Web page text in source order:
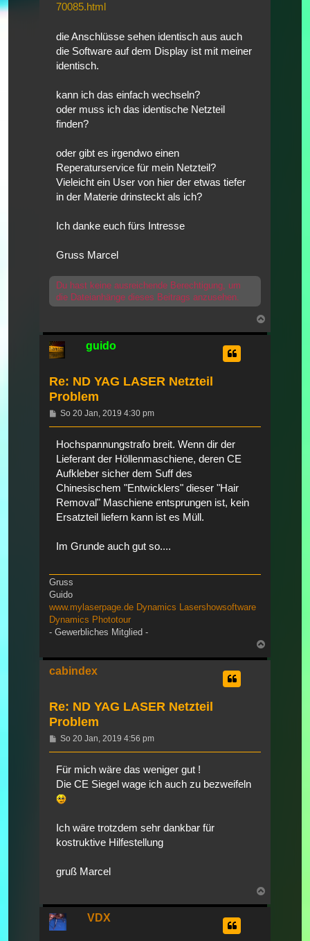
70085.html
die Anschlüsse sehen identisch aus auch
die Software auf dem Display ist mit meiner
identisch.
kann ich das einfach wechseln?
oder muss ich das identische Netzteil
finden?
oder gibt es irgendwo einen
Reperaturservice für mein Netzteil?
Vieleicht ein User von hier der etwas tiefer
in der Materie drinsteckt als ich?
Ich danke euch fürs Intresse
Gruss Marcel
Du hast keine ausreichende Berechtigung, um
die Dateianhänge dieses Beitrags anzusehen.
oben
guido
Re: ND YAG LASER Netzteil
Problem
Beitrag
So 20 Jan, 2019 4:30 pm
Hochspannungstrafo breit. Wenn dir der
Lieferant der Höllenmaschiene, deren CE
Aufkleber sicher dem Suff des
Chinesischem "Entwicklers" dieser "Hair
Removal" Maschiene entsprungen ist, kein
Ersatzteil liefern kann ist es Müll.
Im Grunde auch gut so....
Gruss
Guido
www.mylaserpage.de Dynamics Lasershowsoftware
Dynamics Phototour
- Gewerbliches Mitglied -
cabindex
Re: ND YAG LASER Netzteil
Problem
Beitrag
So 20 Jan, 2019 4:56 pm
Für mich wäre das weniger gut !
Die CE Siegel wage ich auch zu bezweifeln
Ich wäre trotzdem sehr dankbar für
kostruktive Hilfestellung
gruß Marcel
oben
VDX